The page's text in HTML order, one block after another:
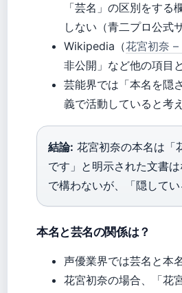
「芸名」の区別をす
しない（青二プロ公式
Wikipedia（花宮初奈
非公開」など他の項目
芸能界では「本名を隠
義で活動していると考
結論: 花宮初奈の本名は「
です」と明示された文書
で構わないが、「隠して
本名と芸名の関係は？
声優業界では芸名と本
花宮初奈の場合、「花